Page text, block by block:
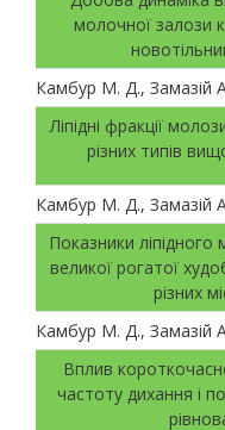
молочної залози
Камбур М. Д., Замазій
Ліпідні фракції
різних типів
Камбур М. Д., Замазій
Показники ліпідного
великої рогатої
різних
Камбур М. Д., Замазій
Вплив
частоту дихання і